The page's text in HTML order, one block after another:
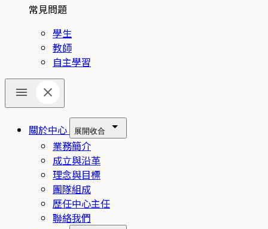
常見問題
學生
教師
自主學習
關於中心 展開收合
業務簡介
成立與沿革
理念與目標
團隊組成
歷任中心主任
聯絡我們